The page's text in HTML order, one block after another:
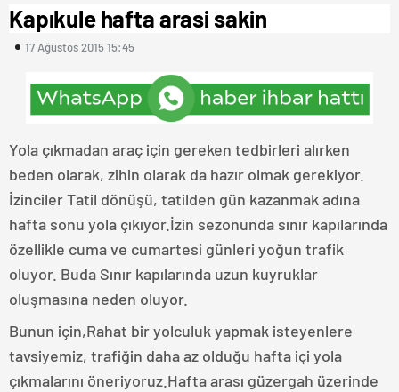
Kapıkule hafta arasi sakin
17 Ağustos 2015 15:45
Yola çıkmadan araç için gereken tedbirleri alırken
beden olarak, zihin olarak da hazır olmak gerekiyor.
İzinciler Tatil dönüşü, tatilden gün kazanmak adına
hafta sonu yola çıkıyor.İzin sezonunda sınır kapılarında
özellikle cuma ve cumartesi günleri yoğun trafik
oluyor. Buda Sınır kapılarında uzun kuyruklar
oluşmasına neden oluyor.
Bunun için,Rahat bir yolculuk yapmak isteyenlere
tavsiyemiz, trafiğin daha az olduğu hafta içi yola
çıkmalarını öneriyoruz.Hafta arası güzergah üzerinde